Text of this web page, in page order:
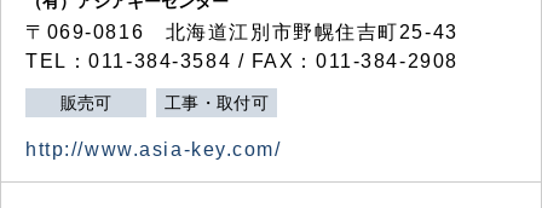
〒069-0816 北海道江別市野幌住吉町25-43
TEL：011-384-3584 / FAX：011-384-2908
販売可 工事・取付可
http://www.asia-key.com/